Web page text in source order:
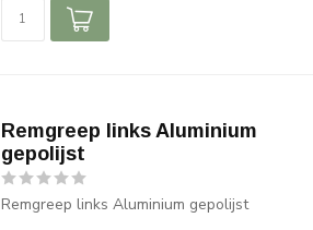
Remgreep links Aluminium
gepolijst
Remgreep links Aluminium gepolijst